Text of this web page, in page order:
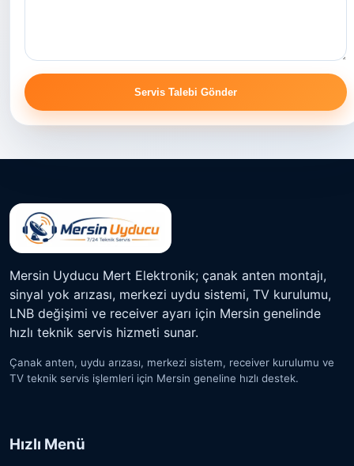
Servis Talebi Gönder
Mersin Uyducu Mert Elektronik; çanak anten montajı,
sinyal yok arızası, merkezi uydu sistemi, TV kurulumu,
LNB değişimi ve receiver ayarı için Mersin genelinde
hızlı teknik servis hizmeti sunar.
Çanak anten, uydu arızası, merkezi sistem, receiver kurulumu ve
TV teknik servis işlemleri için Mersin geneline hızlı destek.
Hızlı Menü